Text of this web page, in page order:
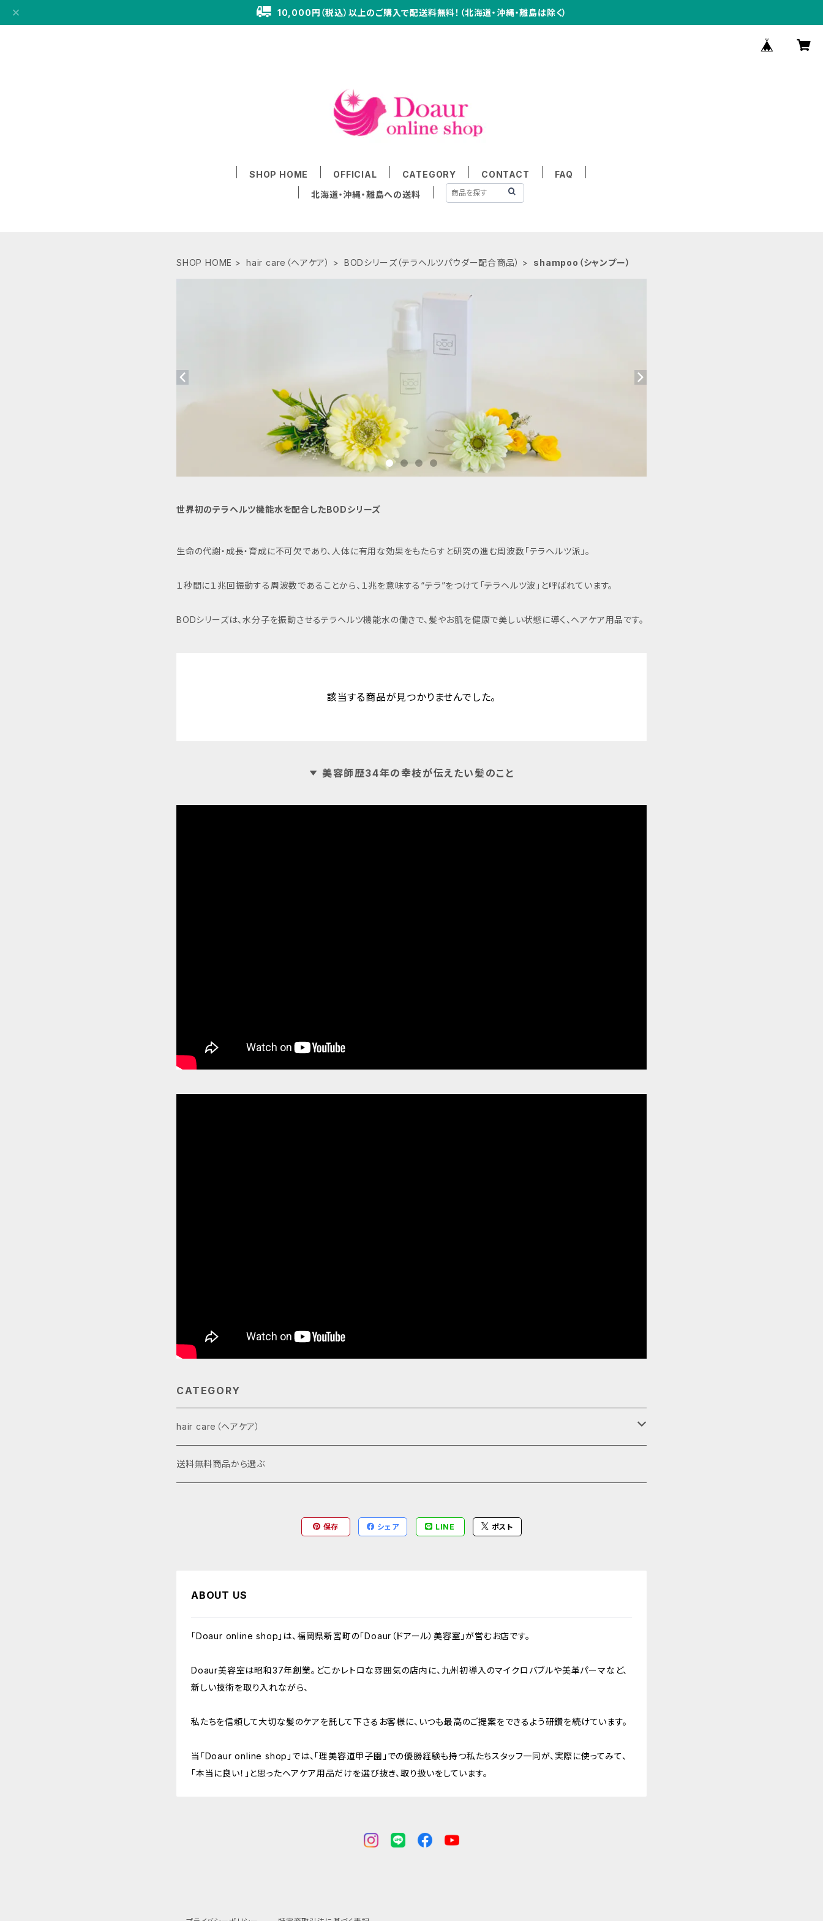
10,000円（税込）以上のご購入で配送料無料！（北海道・沖縄・離島は除く）
SHOP HOME OFFICIAL CATEGORY CONTACT
FAQ
北海道・沖縄・離島への送料
SHOP HOME hair care（ヘアケア） BODシリーズ（テラヘルツパウダー配合商品） shampoo（シャンプー）
世界初のテラヘルツ機能水を配合したBODシリーズ
生命の代謝・成長・育成に不可欠であり、人体に有用な効果をもたらすと研究の進む周波数「テラヘルツ派」。
１秒間に１兆回振動する周波数であることから、１兆を意味する“テラ”をつけて「テラヘルツ波」と呼ばれています。
BODシリーズは、水分子を振動させるテラヘルツ機能水の働きで、髪やお肌を健康で美しい状態に導く、ヘアケア用品です。
該当する商品が見つかりませんでした。
美容師歴34年の幸枝が伝えたい髪のこと
CATEGORY
hair care（ヘアケア）
BODシリーズ（テラヘルツパウダー配合商品）
送料無料商品から選ぶ
保存 シェア LINE ポスト
ABOUT US
「Doaur online shop」は、福岡県新宮町の「Doaur（ドアール）美容室」が営むお店です。
Doaur美容室は昭和37年創業。どこかレトロな雰囲気の店内に、九州初導入のマイクロバブルや美革パーマなど、
新しい技術を取り入れながら、
私たちを信頼して大切な髪のケアを託して下さるお客様に、いつも最高のご提案をできるよう研鑽を続けています。
当「Doaur online shop」では、「理美容道甲子園」での優勝経験も持つ私たちスタッフ一同が、実際に使ってみて、
「本当に良い！」と思ったヘアケア用品だけを選び抜き、取り扱いをしています。